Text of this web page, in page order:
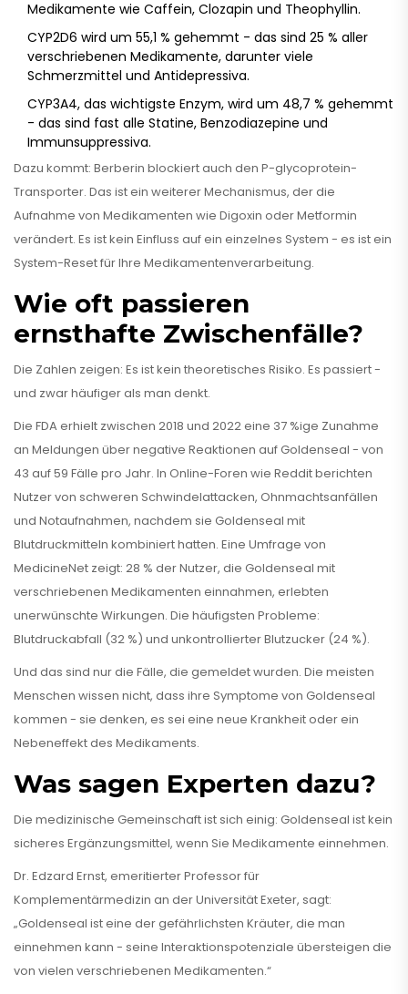
Medikamente wie Caffein, Clozapin und Theophyllin.
CYP2D6 wird um 55,1 % gehemmt - das sind 25 % aller
verschriebenen Medikamente, darunter viele
Schmerzmittel und Antidepressiva.
CYP3A4, das wichtigste Enzym, wird um 48,7 % gehemmt
- das sind fast alle Statine, Benzodiazepine und
Immunsuppressiva.
Dazu kommt: Berberin blockiert auch den P-glycoprotein-
Transporter. Das ist ein weiterer Mechanismus, der die
Aufnahme von Medikamenten wie Digoxin oder Metformin
verändert. Es ist kein Einfluss auf ein einzelnes System - es ist ein
System-Reset für Ihre Medikamentenverarbeitung.
Wie oft passieren
ernsthafte Zwischenfälle?
Die Zahlen zeigen: Es ist kein theoretisches Risiko. Es passiert -
und zwar häufiger als man denkt.
Die FDA erhielt zwischen 2018 und 2022 eine 37 %ige Zunahme
an Meldungen über negative Reaktionen auf Goldenseal - von
43 auf 59 Fälle pro Jahr. In Online-Foren wie Reddit berichten
Nutzer von schweren Schwindelattacken, Ohnmachtsanfällen
und Notaufnahmen, nachdem sie Goldenseal mit
Blutdruckmitteln kombiniert hatten. Eine Umfrage von
MedicineNet zeigt: 28 % der Nutzer, die Goldenseal mit
verschriebenen Medikamenten einnahmen, erlebten
unerwünschte Wirkungen. Die häufigsten Probleme:
Blutdruckabfall (32 %) und unkontrollierter Blutzucker (24 %).
Und das sind nur die Fälle, die gemeldet wurden. Die meisten
Menschen wissen nicht, dass ihre Symptome von Goldenseal
kommen - sie denken, es sei eine neue Krankheit oder ein
Nebeneffekt des Medikaments.
Was sagen Experten dazu?
Die medizinische Gemeinschaft ist sich einig: Goldenseal ist kein
sicheres Ergänzungsmittel, wenn Sie Medikamente einnehmen.
Dr. Edzard Ernst, emeritierter Professor für
Komplementärmedizin an der Universität Exeter, sagt:
„Goldenseal ist eine der gefährlichsten Kräuter, die man
einnehmen kann - seine Interaktionspotenziale übersteigen die
von vielen verschriebenen Medikamenten.“